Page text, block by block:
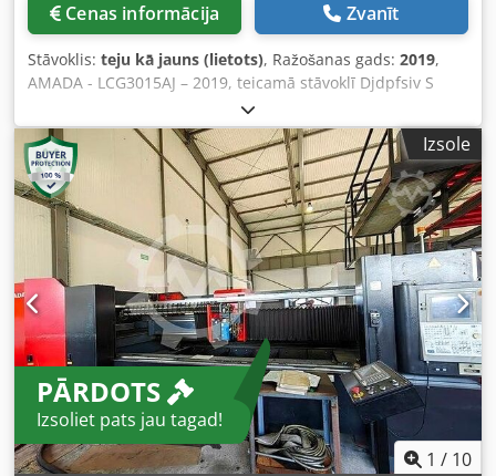
kas nodrošina automātisku materiālu iekraušanu,
ražošanu. -Vakuumiekārta materiālu apstrādei vēl vairāk
uzlabo produktivitāti, samazinot manuālo materiālu
apstrādi. -Riedel divkontūru dzesētājs nodrošina efektīvu
dzesēšanu gan lāzera avotam, gan optiskajiem
komponentiem, nodrošinot stabilu darbību. -Donaldson
Torit filtrēšanas sistēma efektīvi noņem izgarojumus un
metāla daļiņas, kas veidojas griešanas procesā, uzturot tīru
un drošu darba vidi. Dkedpfjzi Uc Nsx Ander -Šis pilnīgais
AMADA/Mitsubishi risinājums apvieno automatizāciju,
uzticamību, produktivitāti un integrētas dzesēšanas un
filtrēšanas sistēmas, padarot to par lielisku izvēli prasīgām
rūpnieciskās ražošanas vajadzībām.
Cenas informācija Zvanīt
Stāvoklis: teju kā jauns (lietots), Ražošanas gads: 2019,
AMADA - LCG3015AJ – 2019, teicamā stāvoklī Djdpfsiv S
Nqox Andjkr - Vadības sistēma: AMADA - Šķiedru lāzers
2100 W - Galda izmērs: 3000 x 1500 mm ( x 2 ) - Darba
stundas: 300 - Dokumentācija - Svars: 9400 kg - Iekārta ir
pieslēgta elektrotīklam Augsto administratīvo izmaksu dēļ
(muitas noteikumi) nepiegādājam uz Turciju, Irānu,
Krieviju un Baltkrieviju.
Izsole
PĀRDOTS
Izsoliet pats jau tagad!
1 / 10